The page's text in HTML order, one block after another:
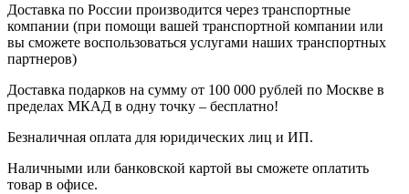
Доставка по России производится через транспортные
компании (при помощи вашей транспортной компании или
вы сможете воспользоваться услугами наших транспортных
партнеров)
Доставка подарков на сумму от 100 000 рублей по Москве в
пределах МКАД в одну точку – бесплатно!
Безналичная оплата для юридических лиц и ИП.
Наличными или банковской картой вы сможете оплатить
товар в офисе.